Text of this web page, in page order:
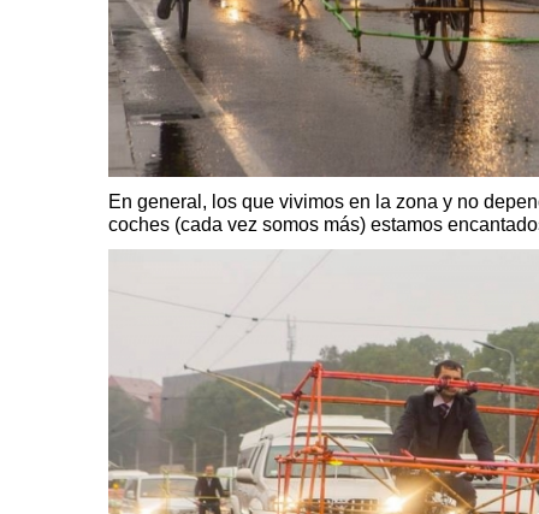
En general, los que vivimos en la zona y no
coches (cada vez somos más) estamos